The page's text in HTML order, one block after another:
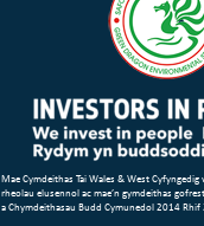
Mae Cymdeithas Tai Wales & West
rheolau elusennol ac mae’n gymdeithas
a Chymdeithasau Budd Cymunedol 2014 Rhif